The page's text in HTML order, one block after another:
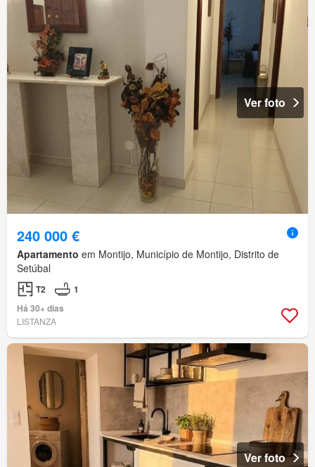
Ver foto
240 000 €
Apartamento em Montijo, Município de Montijo, Distrito de
Setúbal
T2
1
Há 30+ dias
LISTANZA
Ver foto